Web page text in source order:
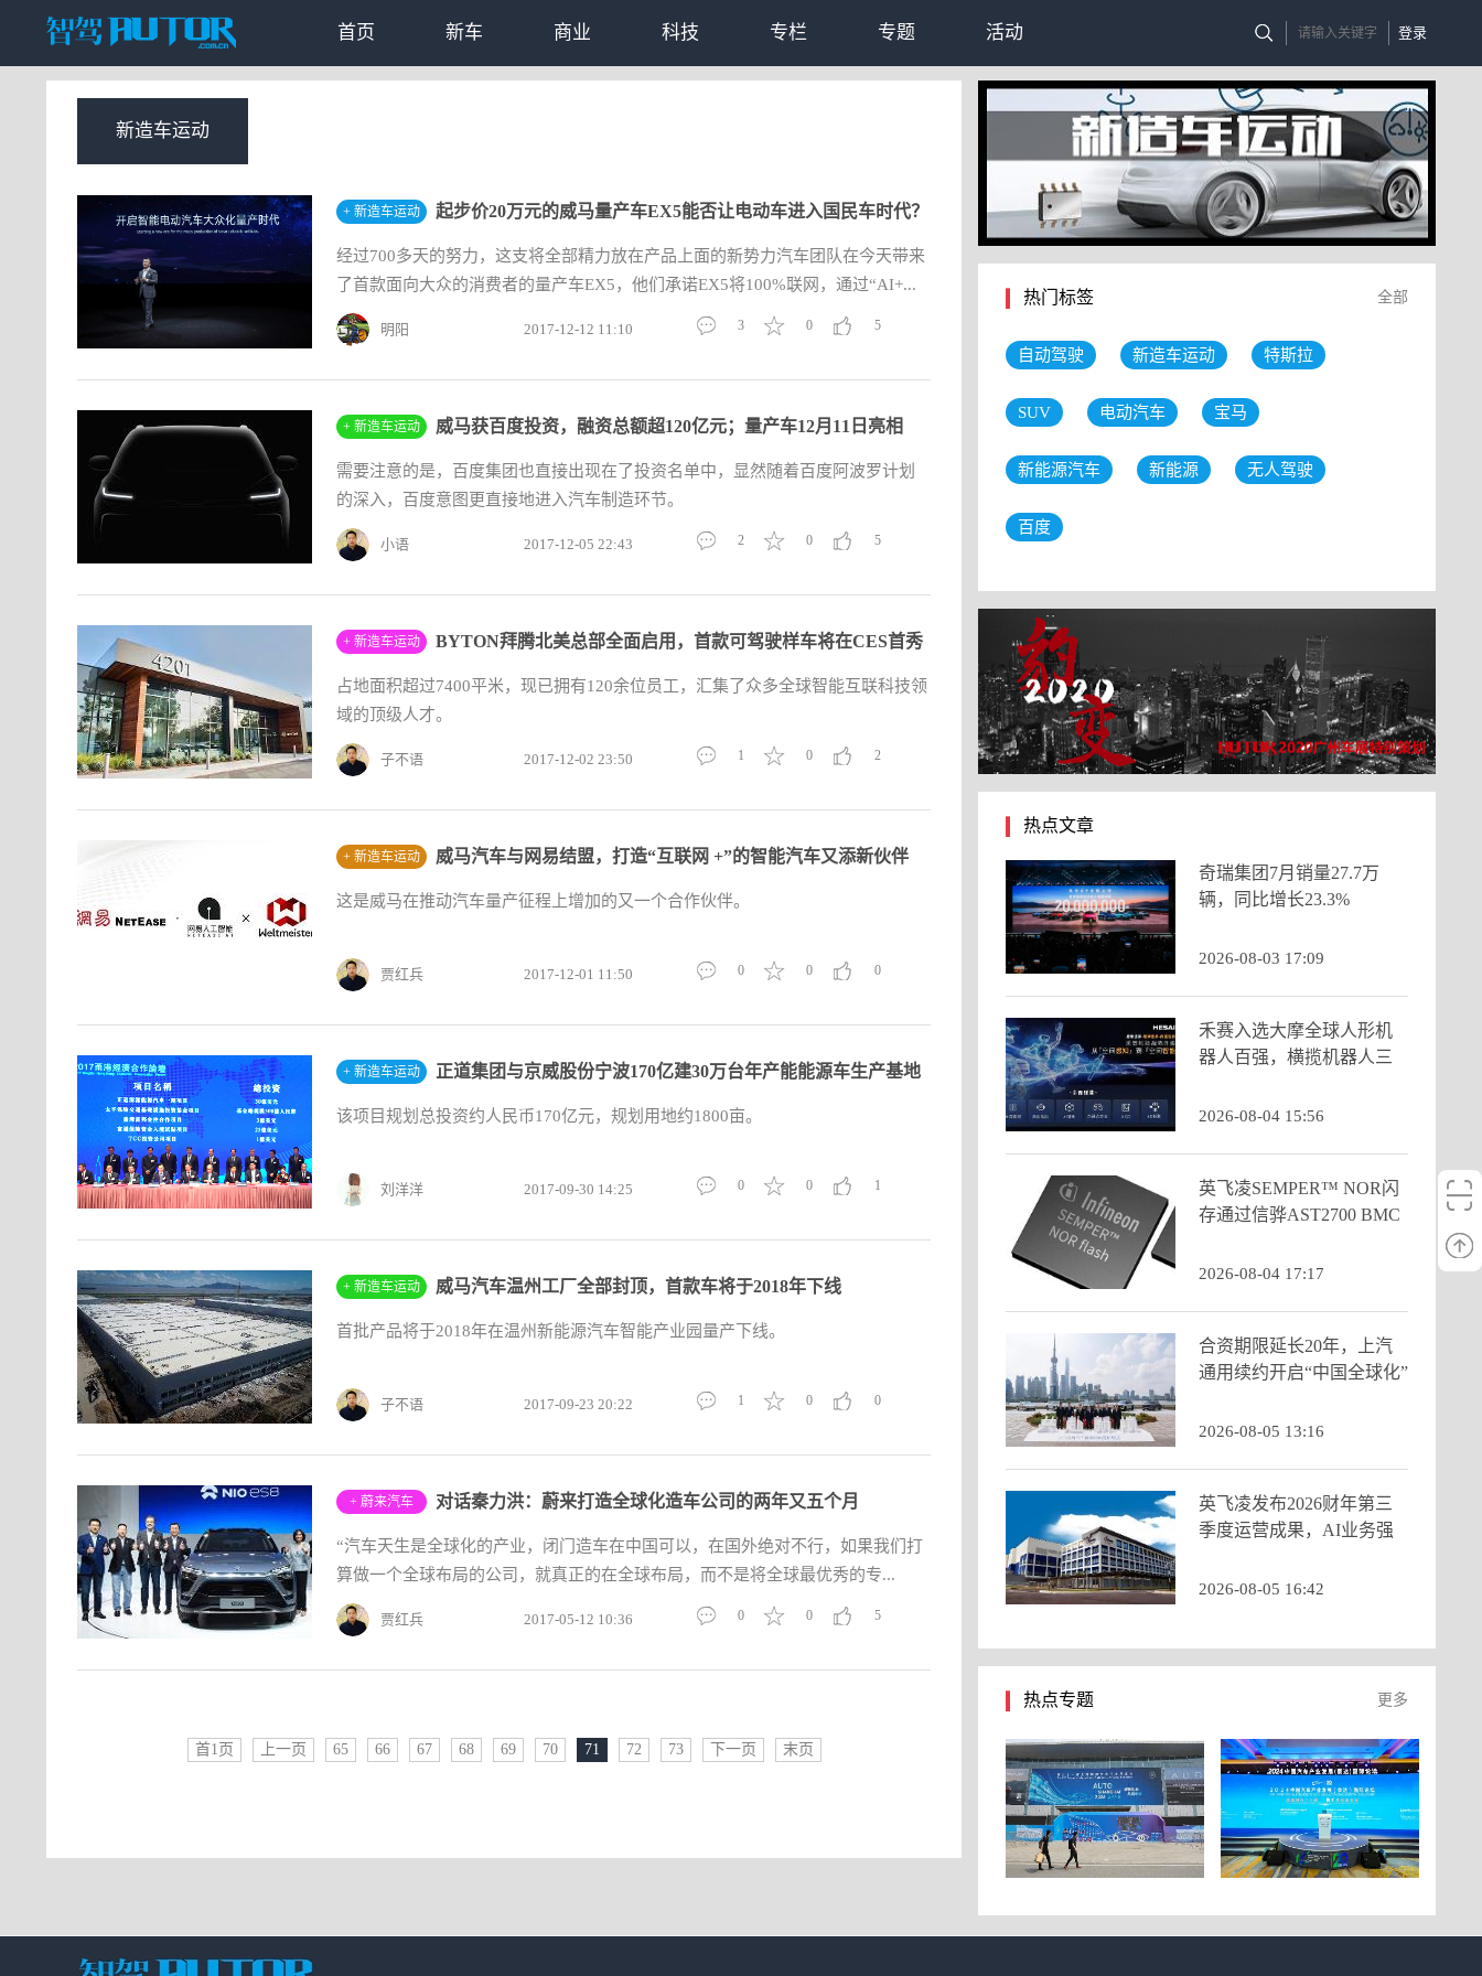
登录
首页 新车 商业 科技 专栏 专题 活动
新造车运动
+ 新造车运动 起步价20万元的威马量产车EX5能否让电动车进入国民车时代？
经过700多天的努力，这支将全部精力放在产品上面的新势力汽车团队在今天带来
了首款面向大众的消费者的量产车EX5，他们承诺EX5将100%联网，通过“AI+...
明阳 2017-12-12 11:10 5
0
3
+ 新造车运动 威马获百度投资，融资总额超120亿元；量产车12月11日亮相
需要注意的是，百度集团也直接出现在了投资名单中，显然随着百度阿波罗计划
的深入，百度意图更直接地进入汽车制造环节。
小语 2017-12-05 22:43 5
0
2
+ 新造车运动 BYTON拜腾北美总部全面启用，首款可驾驶样车将在CES首秀
占地面积超过7400平米，现已拥有120余位员工，汇集了众多全球智能互联科技领
域的顶级人才。
子不语 2017-12-02 23:50 2
0
1
+ 新造车运动 威马汽车与网易结盟，打造“互联网 +”的智能汽车又添新伙伴
这是威马在推动汽车量产征程上增加的又一个合作伙伴。
贾红兵 2017-12-01 11:50 0
0
0
+ 新造车运动 正道集团与京威股份宁波170亿建30万台年产能能源车生产基地
该项目规划总投资约人民币170亿元，规划用地约1800亩。
刘洋洋 2017-09-30 14:25 1
0
0
+ 新造车运动 威马汽车温州工厂全部封顶，首款车将于2018年下线
首批产品将于2018年在温州新能源汽车智能产业园量产下线。
子不语 2017-09-23 20:22 0
0
1
+ 蔚来汽车 对话秦力洪：蔚来打造全球化造车公司的两年又五个月
“汽车天生是全球化的产业，闭门造车在中国可以，在国外绝对不行，如果我们打
算做一个全球布局的公司，就真正的在全球布局，而不是将全球最优秀的专...
贾红兵 2017-05-12 10:36 5
0
0
首1页 上一页 65 66 67 68 69 70 71 72 73 下一页 末页
热门标签 全部
自动驾驶 新造车运动 特斯拉
SUV 电动汽车 宝马
新能源汽车 新能源 无人驾驶
百度
热点文章
奇瑞集团7月销量27.7万
辆，同比增长23.3%
2026-08-03 17:09
禾赛入选大摩全球人形机
器人百强，横揽机器人三
2026-08-04 15:56
英飞凌SEMPER™ NOR闪
存通过信骅AST2700 BMC
2026-08-04 17:17
合资期限延长20年，上汽
通用续约开启“中国全球化”
2026-08-05 13:16
英飞凌发布2026财年第三
季度运营成果，AI业务强
史新高
2026-08-05 16:42
热点专题 更多